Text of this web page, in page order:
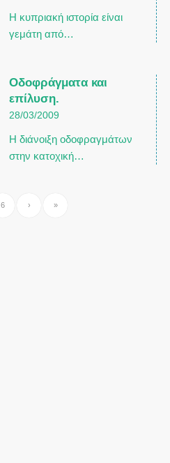
Η κυπριακή ιστορία είναι
γεμάτη από…
Οδοφράγματα και
επίλυση.
28/03/2009
Η διάνοιξη οδοφραγμάτων
στην κατοχική…
6 › »